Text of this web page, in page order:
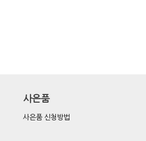
사은품
사은품 신청방법